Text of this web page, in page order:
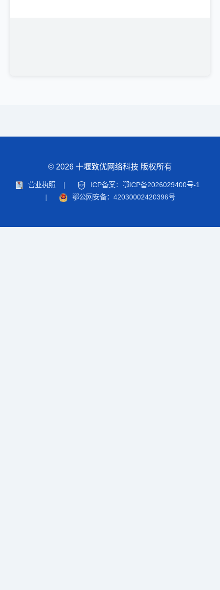
© 2026 十堰致优网络科技 版权所有
营业执照 |
ICP备案：鄂ICP备2026029400号-1
|
鄂公网安备：42030002420396号